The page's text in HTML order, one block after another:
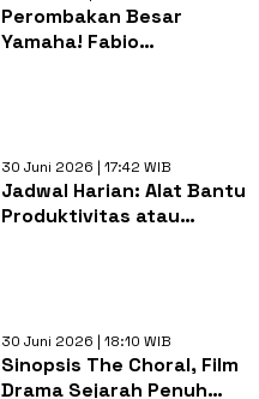
Perombakan Besar
Yamaha! Fabio
30 Juni 2026 | 17:42 WIB
Jadwal Harian: Alat Bantu
Produktivitas atau
30 Juni 2026 | 18:10 WIB
Sinopsis The Choral, Film
Drama Sejarah Penuh